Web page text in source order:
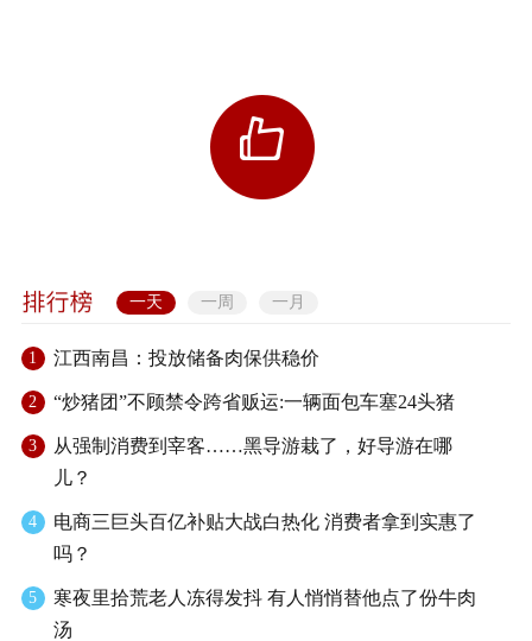
一天 一周 一月
1 江西南昌：投放储备肉保供稳价
2 “炒猪团”不顾禁令跨省贩运:一辆面包车塞24头猪
3
从强制消费到宰客……黑导游栽了，好导游在哪
儿？
4
电商三巨头百亿补贴大战白热化 消费者拿到实惠了
吗？
5
寒夜里拾荒老人冻得发抖 有人悄悄替他点了份牛肉
汤